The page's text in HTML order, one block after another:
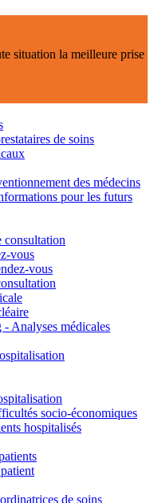
situation la meilleure prise
de soins
des médecins
pour les futurs
consultation
vous
vous
- Analyses médicales
socio-économiques
hospitalisés
de soins